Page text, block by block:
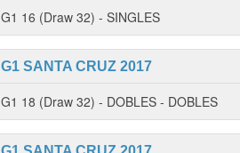
G1 16 (Draw 32) - SINGLES
G1 SANTA CRUZ 2017
G1 18 (Draw 32) - DOBLES - DOBLES